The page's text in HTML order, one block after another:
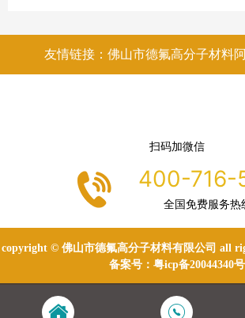
友情链接：佛山市德氟高分子材料
扫码加微信
400-716-
全国免费服务热
copyright © 佛山市德氟高分子材料有限公司 all
备案号： 粤icp备20044340号